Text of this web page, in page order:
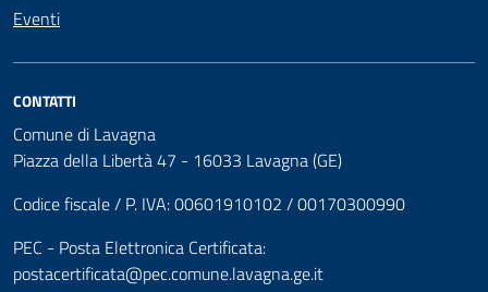
Eventi
CONTATTI
Comune di Lavagna
Piazza della Libertà 47 - 16033 Lavagna (GE)
Codice fiscale / P. IVA: 00601910102 / 00170300990
PEC - Posta Elettronica Certificata:
postacertificata@pec.comune.lavagna.ge.it